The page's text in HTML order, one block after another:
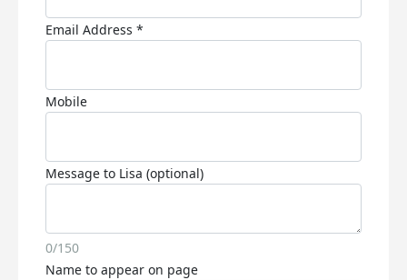
Email Address *
Mobile
Message to Lisa (optional)
0/150
Name to appear on page